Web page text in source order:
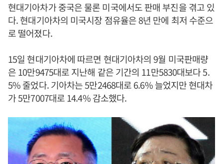
현대기아차가 중국은 물론 미국에서도 판매 부진을 겪고 있
다. 현대기아차의 미국시장 점유율은 8년 만에 최저 수준으
로 떨어졌다.
15일 현대기아차에 따르면 현대기아차의 9월 미국판매량
은 10만9475대로 지난해 같은 기간의 11만5830대보다 5.
5% 줄었다. 기아차는 5만2468대로 6.6% 늘었지만 현대차
가 5만7007대로 14.4% 감소했다.